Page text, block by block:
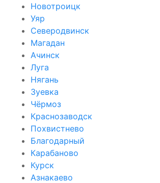
Новотроицк
Уяр
Северодвинск
Магадан
Ачинск
Луга
Нягань
Зуевка
Чёрмоз
Краснозаводск
Похвистнево
Благодарный
Карабаново
Курск
Азнакаево